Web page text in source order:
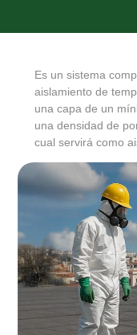
Es un sistema
aislamiento de
una capa de un
una densidad de
cual servirá como